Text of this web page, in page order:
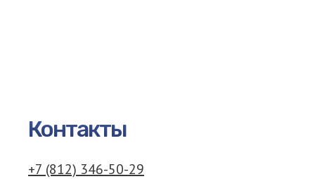
Контакты
+7 (812) 346-50-29